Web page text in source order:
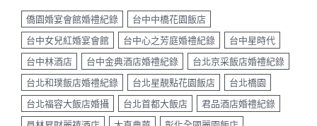
僑園婚宴會館婚禮紀錄
台中中橋花園飯店
台中女兒紅婚宴會館
台中心之芳庭婚禮紀錄
台中星時代
台中林酒店
台中金典酒店婚禮紀錄
台北京采飯店婚禮紀錄
台北和璞飯店婚禮紀錄
台北星靚點花園飯店
台北橋園
台北福容大飯店婚攝
台北首都大飯店
君品酒店婚禮紀錄